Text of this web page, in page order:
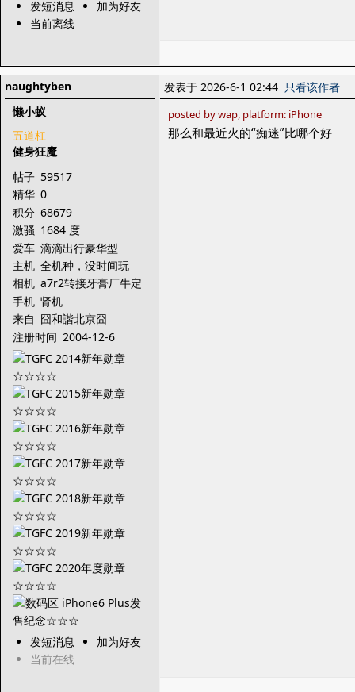
发短消息
加为好友
当前离线
naughtyben
懒小蚁
五道杠
健身狂魔
帖子 59517
精华 0
积分 68679
激骚 1684 度
爱车 滴滴出行豪华型
主机 全机种，没时间玩
相机 a7r2转接牙膏厂牛定
手机 肾机
来自 囧和諧北京囧
注册时间 2004-12-6
发短消息
加为好友
当前在线
发表于 2026-6-1 02:44 只看该作者
posted by wap, platform: iPhone
那么和最近火的“痴迷”比哪个好